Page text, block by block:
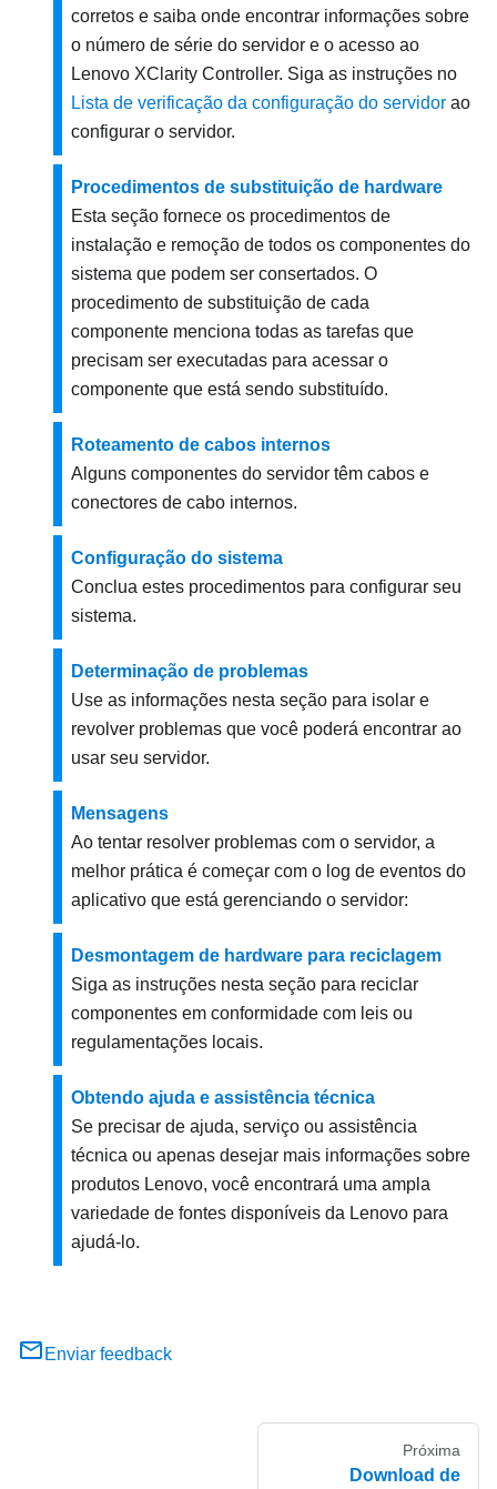
corretos e saiba onde encontrar informações sobre
o número de série do servidor e o acesso ao
Lenovo XClarity Controller. Siga as instruções no
Lista de verificação da configuração do servidor ao
configurar o servidor.
Procedimentos de substituição de hardware
Esta seção fornece os procedimentos de
instalação e remoção de todos os componentes do
sistema que podem ser consertados. O
procedimento de substituição de cada
componente menciona todas as tarefas que
precisam ser executadas para acessar o
componente que está sendo substituído.
Roteamento de cabos internos
Alguns componentes do servidor têm cabos e
conectores de cabo internos.
Configuração do sistema
Conclua estes procedimentos para configurar seu
sistema.
Determinação de problemas
Use as informações nesta seção para isolar e
revolver problemas que você poderá encontrar ao
usar seu servidor.
Mensagens
Ao tentar resolver problemas com o servidor, a
melhor prática é começar com o log de eventos do
aplicativo que está gerenciando o servidor:
Desmontagem de hardware para reciclagem
Siga as instruções nesta seção para reciclar
componentes em conformidade com leis ou
regulamentações locais.
Obtendo ajuda e assistência técnica
Se precisar de ajuda, serviço ou assistência
técnica ou apenas desejar mais informações sobre
produtos Lenovo, você encontrará uma ampla
variedade de fontes disponíveis da Lenovo para
ajudá-lo.
Enviar feedback
Próxima
Download de